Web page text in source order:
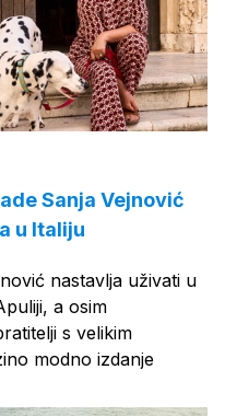
Sanja Vejnović
u Italiju
nastavlja uživati u
a osim
s velikim
modno izdanje